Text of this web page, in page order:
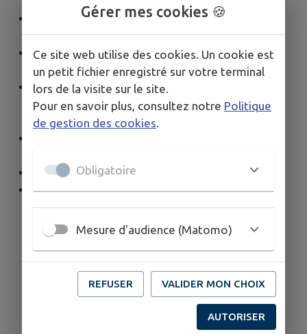
Création d’un pumptrack, création d’un lieu de
rencontres pour jeunes...
Participation au jury du concours des Maisons
fleuries
Participation aux cérémonies commémoratives,
journée de l’environnement « NETTOYONS LA
NATURE »
Création d’une boîte à lire
Concours de dessin
Gérer mes cookies 🍪
Ce site web utilise des cookies. Un cookie est
un petit fichier enregistré sur votre terminal
lors de la visite sur le site.
Pour en savoir plus, consultez notre Politique
de gestion des cookies.
Obligatoire
Mesure d'audience (Matomo)
REFUSER VALIDER MON CHOIX
AUTORISER